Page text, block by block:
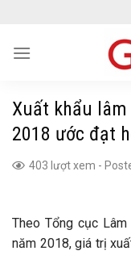
content
Xuất khẩu
2018 ước đạt
403 lượt xem -
Theo Tổng cục
năm 2018, giá trị